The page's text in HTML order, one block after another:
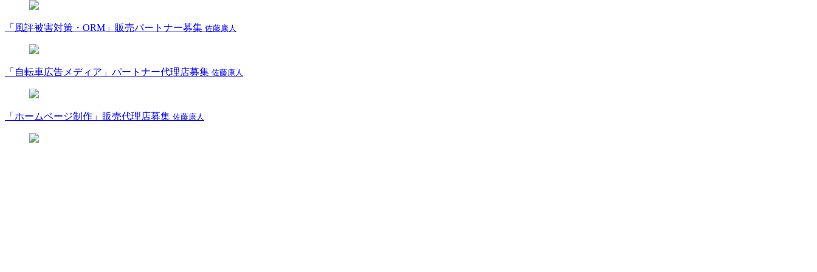
「風評被害対策・ORM」販売パートナー募集 佐藤康人
「自転車広告メディア」パートナー代理店募集 佐藤康人
「ホームページ制作」販売代理店募集 佐藤康人